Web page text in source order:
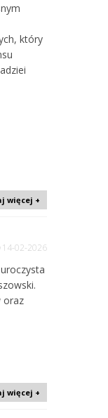
który
więcej +
14-02-2026
oraz
więcej +